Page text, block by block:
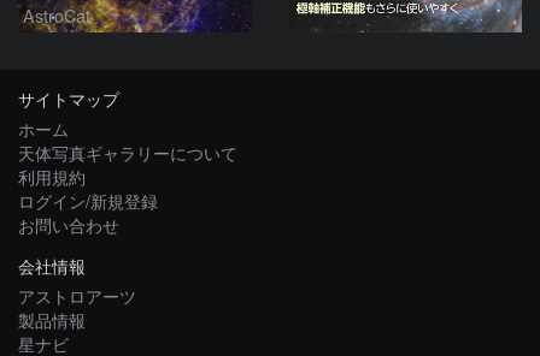
AstroCat
サイトマップ
ホーム
天体写真ギャラリーについて
利用規約
ログイン/新規登録
お問い合わせ
会社情報
アストロアーツ
製品情報
星ナビ